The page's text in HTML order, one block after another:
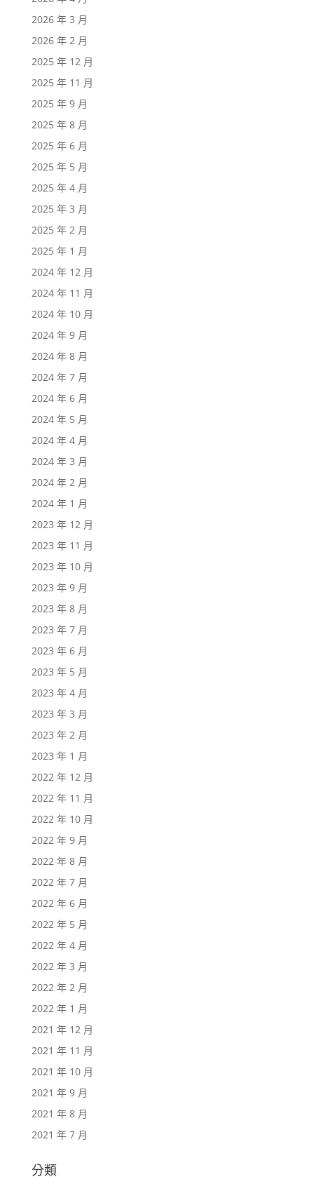
2026 年 3 月
2026 年 2 月
2025 年 12 月
2025 年 11 月
2025 年 9 月
2025 年 8 月
2025 年 6 月
2025 年 5 月
2025 年 4 月
2025 年 3 月
2025 年 2 月
2025 年 1 月
2024 年 12 月
2024 年 11 月
2024 年 10 月
2024 年 9 月
2024 年 8 月
2024 年 7 月
2024 年 6 月
2024 年 5 月
2024 年 4 月
2024 年 3 月
2024 年 2 月
2024 年 1 月
2023 年 12 月
2023 年 11 月
2023 年 10 月
2023 年 9 月
2023 年 8 月
2023 年 7 月
2023 年 6 月
2023 年 5 月
2023 年 4 月
2023 年 3 月
2023 年 2 月
2023 年 1 月
2022 年 12 月
2022 年 11 月
2022 年 10 月
2022 年 9 月
2022 年 8 月
2022 年 7 月
2022 年 6 月
2022 年 5 月
2022 年 4 月
2022 年 3 月
2022 年 2 月
2022 年 1 月
2021 年 12 月
2021 年 11 月
2021 年 10 月
2021 年 9 月
2021 年 8 月
2021 年 7 月
分類